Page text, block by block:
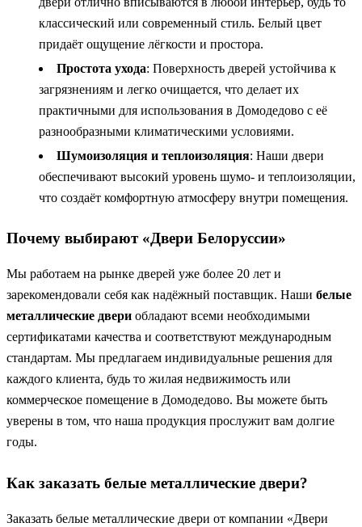
классический или современный стиль. Белый цвет
придаёт ощущение лёгкости и простора.
Простота ухода: Поверхность дверей устойчива к
загрязнениям и легко очищается, что делает их
практичными для использования в Домодедово с её
разнообразными климатическими условиями.
Шумоизоляция и теплоизоляция: Наши двери
обеспечивают высокий уровень шумо- и теплоизоляции,
что создаёт комфортную атмосферу внутри помещения.
Почему выбирают «Двери Белоруссии»
Мы работаем на рынке дверей уже более 20 лет и
зарекомендовали себя как надёжный поставщик. Наши белые
металлические двери обладают всеми необходимыми
сертификатами качества и соответствуют международным
стандартам. Мы предлагаем индивидуальные решения для
каждого клиента, будь то жилая недвижимость или
коммерческое помещение в Домодедово. Вы можете быть
уверены в том, что наша продукция прослужит вам долгие
годы.
Как заказать белые металлические двери?
Заказать белые металлические двери от компании «Двери